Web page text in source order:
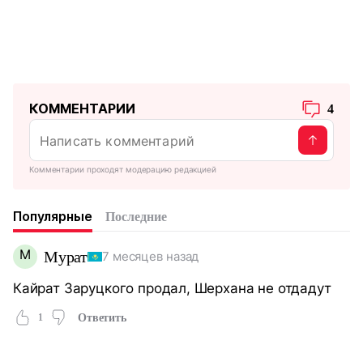
КОММЕНТАРИИ 4
Комментарии проходят модерацию редакцией
Популярные Последние
М Мурат 7 месяцев назад
Кайрат Заруцкого продал, Шерхана не отдадут
1 Ответить